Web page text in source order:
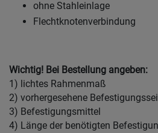
ohne Stahleinlage
Flechtknotenverbindung
Wichtig! Bei Bestellung angeben:
1) lichtes Rahmenmaß
2) vorhergesehene
3) Befestigungsmittel
4) Länge der benötigten